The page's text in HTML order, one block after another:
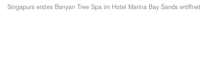
Singapurs erstes Banyan Tree Spa im Hotel Marina Bay Sands eröffnet